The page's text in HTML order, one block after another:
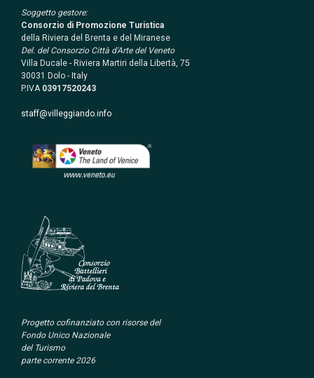
Soggetto gestore:
Consorzio di Promozione Turistica
della Riviera del Brenta e del Miranese
Del. del Consorzio Città d'Arte del Veneto
Villa Ducale - Riviera Martiri della Libertà, 75
30031 Dolo - Italy
P.IVA 03917520243
staff@villeggiando.info
Progetto cofinanziato con risorse del
Fondo Unico Nazionale
del Turismo
parte corrente 2026